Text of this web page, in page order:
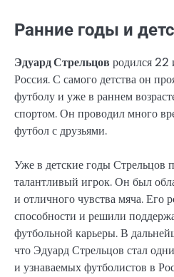
Ранние годы и
Эдуард Стрельцов родился 22
Россия. С самого детства он
футболу и уже в раннем
спортом. Он проводил много
футбол с друзьями.
Уже в детские годы Стрельцов
талантливый игрок. Он был
и отличного чувства мяча. Его
способности и решили
футбольной карьеры. В
что Эдуард Стрельцов стал
и узнаваемых футболистов в